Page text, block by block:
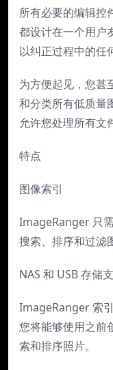
所有必要的编辑控
都设计在一个用户
以纠正过程中的任
为方便起见，您
和分类所有低质量
允许您处理所有文
特点
图像索引
ImageRanger 只
搜索、排序和过滤
NAS 和 USB 存储
ImageRanger 索
您将能够使用之前
索和排序照片。